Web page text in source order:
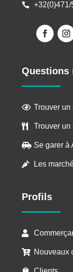

Questions
 Trouver un
 Trouver
 Se garer à
 Les
Profils

 Nouveaux